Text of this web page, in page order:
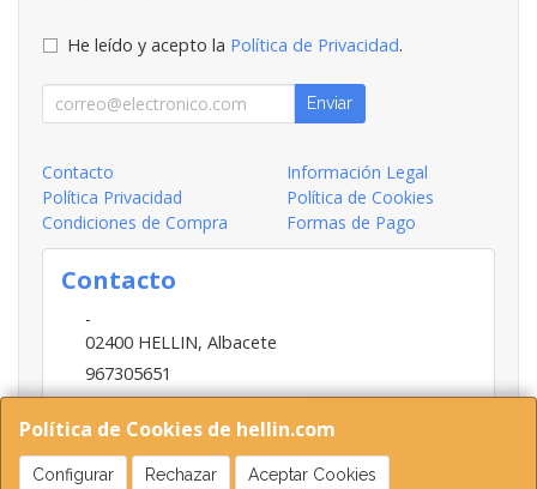
Política de Cookies de hellin.com
Configurar Rechazar Aceptar Cookies
He leído y acepto la Política de Privacidad.
Enviar
Contacto
Información Legal
Política Privacidad
Política de Cookies
Condiciones de Compra
Formas de Pago
Contacto
-
02400 HELLIN, Albacete
967305651
INFO@HELLIN.COM